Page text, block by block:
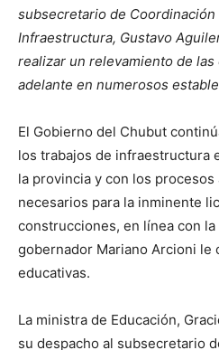
subsecretario de
Infraestructura, Gustavo
realizar un relevamiento de las
adelante en numerosos
El Gobierno del Chubut
los trabajos de infraestructura
la provincia y con los
necesarios para la inminente
construcciones, en línea con
gobernador Mariano Arcioni le
educativas.
La ministra de Educación,
su despacho al subsecretario